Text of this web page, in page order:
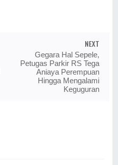
NEXT
Gegara Hal Sepele,
Petugas Parkir RS Tega
Aniaya Perempuan
Hingga Mengalami
Keguguran